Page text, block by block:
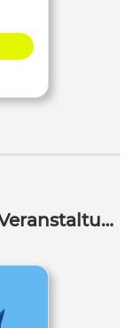
Bildungsangebote, Termine, Veranstaltungen